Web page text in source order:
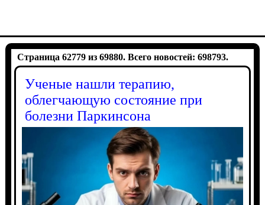
Страница 62779 из 69880. Всего новостей: 698793.
Ученые нашли терапию,
облегчающую состояние при
болезни Паркинсона